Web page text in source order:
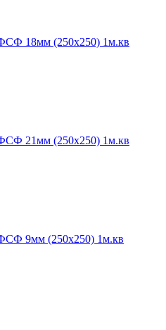
18мм (250х250) 1м.кв
21мм (250х250) 1м.кв
9мм (250х250) 1м.кв